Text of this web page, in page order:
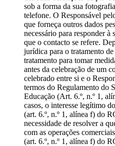
sob a forma da sua
telefone. O Responsável
que forneça outros dados
necessário para responder à
que o contacto se refere.
jurídica para o tratamento de
tratamento para tomar
antes da celebração de um
celebrado entre si e o
termos do Regulamento do
Educação (Art. 6.º, n.º 1,
casos, o interesse legítimo
(art. 6.º, n.º 1, alínea f) do
necessidade de resolver a
com as operações
(art. 6.º, n.º 1, alínea f) do